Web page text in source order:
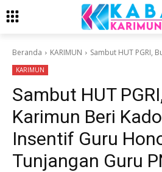
Beranda KARIMUN Sambut HUT PGRI,
KARIMUN
Sambut HUT
Karimun Beri
Insentif Guru
Tunjangan Guru